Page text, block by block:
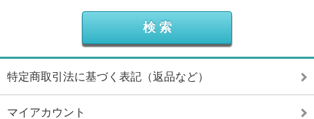
特定商取引法に基づく表記（返品など）
マイアカウント